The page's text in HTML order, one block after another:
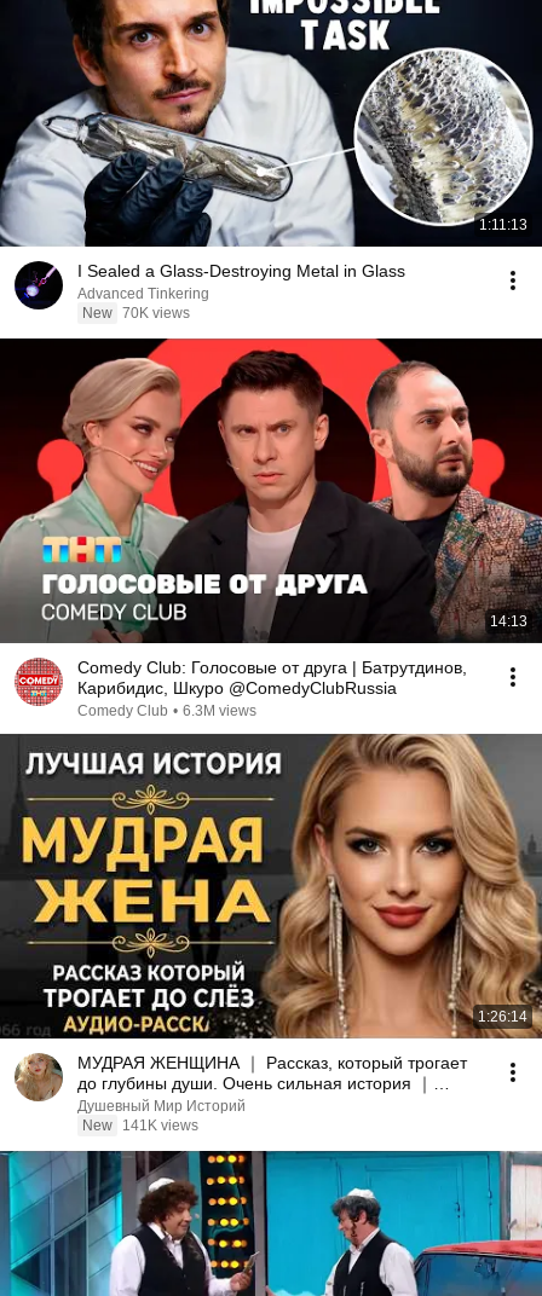
1:11:13
I Sealed a Glass-Destroying Metal in Glass
Advanced Tinkering
New 70K views
14:13
Comedy Club: Голосовые от друга | Батрутдинов,
Карибидис, Шкуро @ComedyClubRussia
Comedy Club • 6.3M views
1:26:14
МУДРАЯ ЖЕНЩИНА ｜ Рассказ, который трогает
до глубины души. Очень сильная история ｜
Аудио рассказ.
Душевный Мир Историй
New
141K views